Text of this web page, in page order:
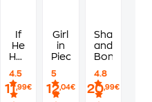
If
He
Had
with
Me
4.5
11,99€
Girl
in
Pieces
5
12,04€
Shadow
and
Bone
4.8
20,99€